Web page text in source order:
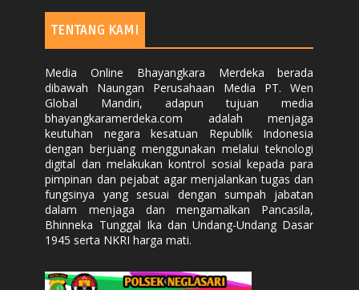
TENTANG KAMI
Media Online Bhayangkara Merdeka berada
dibawah Naungan Perusahaan Media PT. Wen
Global Mandiri, adapun tujuan media
bhayangkaramerdeka.com adalah menjaga
keutuhan negara kesatuan Republik Indonesia
dengan berjuang menggunakan melalui teknologi
digital dan melakukan kontrol sosial kepada para
pimpinan dan pejabat agar menjalankan tugas dan
fungsinya yang sesuai dengan sumpah jabatan
dalam menjaga dan mengamalkan Pancasila,
Bhinneka Tunggal Ika dan Undang-Undang Dasar
1945 serta NKRI harga mati.